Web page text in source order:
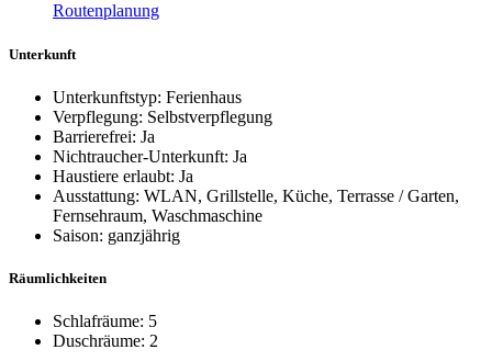
Routenplanung
Unterkunft
Unterkunftstyp: Ferienhaus
Verpflegung: Selbstverpflegung
Barrierefrei: Ja
Nichtraucher-Unterkunft: Ja
Haustiere erlaubt: Ja
Ausstattung: WLAN, Grillstelle, Küche, Terrasse / Garten,
Fernsehraum, Waschmaschine
Saison: ganzjährig
Räumlichkeiten
Schlafräume: 5
Duschräume: 2